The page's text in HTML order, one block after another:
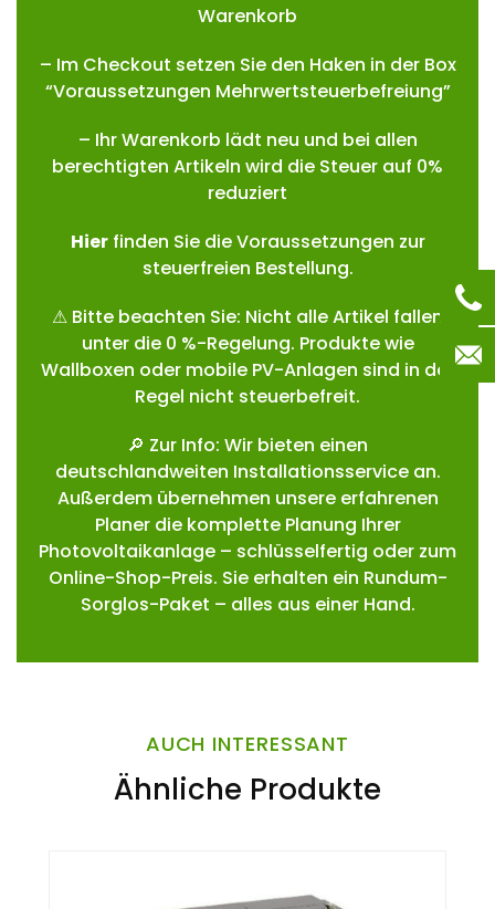
Warenkorb
– Im Checkout setzen Sie den Haken in der Box
“Voraussetzungen Mehrwertsteuerbefreiung”
– Ihr Warenkorb lädt neu und bei allen
berechtigten Artikeln wird die Steuer auf 0%
reduziert
Hierfinden Sie die Voraussetzungen zur
steuerfreien Bestellung.
⚠ Bitte beachten Sie: Nicht alle Artikel fallen
unter die 0 %-Regelung. Produkte wie
Wallboxen oder mobile PV-Anlagen sind in der
Regel nicht steuerbefreit.
🔎 Zur Info: Wir bieten einen
deutschlandweiten Installationsservice an.
Außerdem übernehmen unsere erfahrenen
Planer die komplette Planung Ihrer
Photovoltaikanlage – schlüsselfertig oder zum
Online-Shop-Preis. Sie erhalten ein Rundum-
Sorglos-Paket – alles aus einer Hand.
AUCH INTERESSANT
Ähnliche Produkte